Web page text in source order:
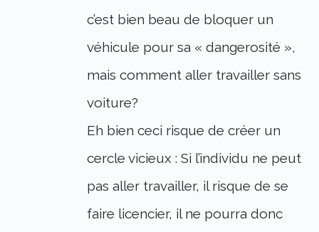
c’est bien beau de bloquer un
véhicule pour sa « dangerosité »,
mais comment aller travailler sans
voiture?
Eh bien ceci risque de créer un
cercle vicieux : Si l’individu ne peut
pas aller travailler, il risque de se
faire licencier, il ne pourra donc